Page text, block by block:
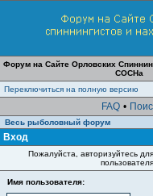
Форум на Сайте Орловских
СОСНа
Переключиться на полную версию
FAQ •
Весь рыболовный форум
Вход
Пожалуйста, авторизуйтесь
пользователя.
Имя пользователя: